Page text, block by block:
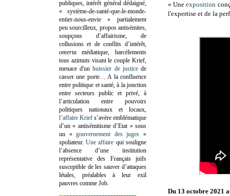
« Uneexposition
l'expertise et de la
Du 13 octobre 2021
publiques, intérêt général dédaigné,
« système-de-santé-que-le-monde-
entier-nous-envie » partialement
peu sourcilleux, propos antisémites,
soupçons d’affairisme, de
collusions et de conflits d’intérêt,
omertamédiatique, harcèlements
tous azimuts visant le couple Krief,
menace d'unhuissier de justicede
casser une porte… A la confluence
entre politique et santé, à la jonction
entre secteurs public et privé, à
l’articulation entre pouvoirs
politiques nationaux et locaux,
l’affaire Krief s’avère emblématique
d’un « antisémitisme d’Etat » sous
un «gouvernement des juges »
spoliateur.Une affaire qui souligne
l’absence d’une institution
représentative des Français juifs
susceptible de les sauver d’attaques
létales, préalables à leur exil
pauvres comme Job.